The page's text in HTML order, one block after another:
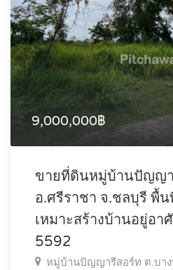
9,000,000฿
ขายที่ดินหมู่บ้านปัญญา
อ.ศรีราชา จ.ชลบุรี พื้น
เหมาะสร้างบ้านอยู่อ
5592
หมู่บ้านปัญญารีสอร์ท ต.บาง